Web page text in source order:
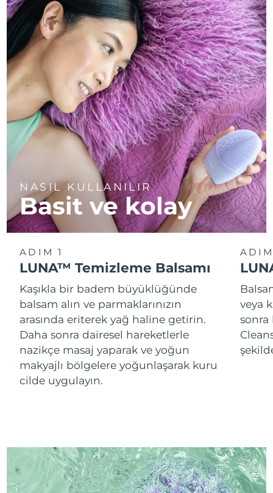
NASIL KULLANILIR
Basit ve kolay
ADIM 1
LUNA™ Temizleme Balsamı
Kaşıkla bir badem büyüklüğünde
balsam alın ve parmaklarınızın
arasında eriterek yağ haline getirin.
Daha sonra dairesel hareketlerle
nazikçe masaj yaparak ve yoğun
makyajlı bölgelere yoğunlaşarak kuru
cilde uygulayın.
veya
sonra